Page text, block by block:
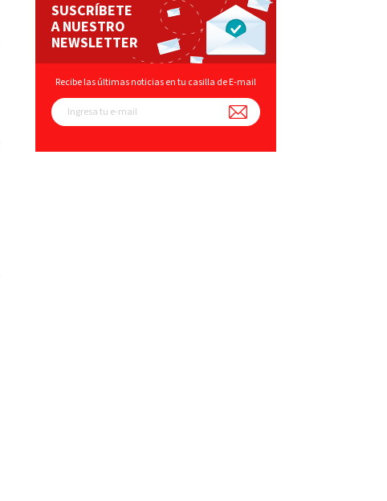
SUSCRÍBETE
A NUESTRO
NEWSLETTER
Recibe las últimas noticias en tu casilla de E-mail